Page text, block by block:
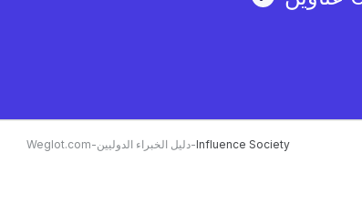
Weglot.com-دليل الخبراء الدوليين-Influence Society